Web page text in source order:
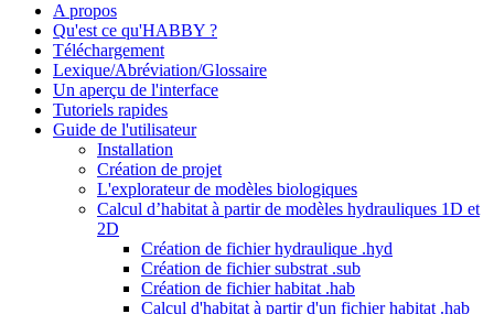
A propos
Qu'est ce qu'HABBY ?
Téléchargement
Lexique/Abréviation/Glossaire
Un aperçu de l'interface
Tutoriels rapides
Guide de l'utilisateur
Installation
Création de projet
L'explorateur de modèles biologiques
Calcul d’habitat à partir de modèles hydrauliques 1D et
2D
Création de fichier hydraulique .hyd
Création de fichier substrat .sub
Création de fichier habitat .hab
Calcul d'habitat à partir d'un fichier habitat .hab